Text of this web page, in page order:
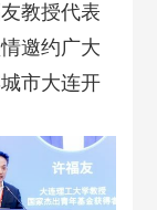
教授代表
邀约广大
市大连开